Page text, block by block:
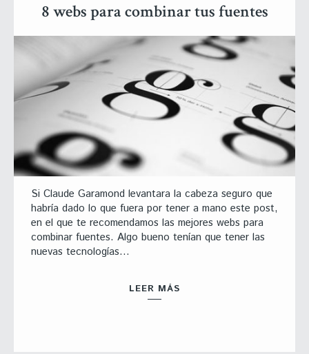
8 webs para combinar tus fuentes
Si Claude Garamond levantara la cabeza seguro que
habría dado lo que fuera por tener a mano este post,
en el que te recomendamos las mejores webs para
combinar fuentes. Algo bueno tenían que tener las
nuevas tecnologías…
LEER MÁS